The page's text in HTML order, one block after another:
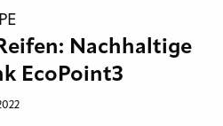
Nachhaltige
EcoPoint3